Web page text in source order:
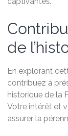
de
En explorant
contribuez à
historique de la
Votre intérêt et
assurer la